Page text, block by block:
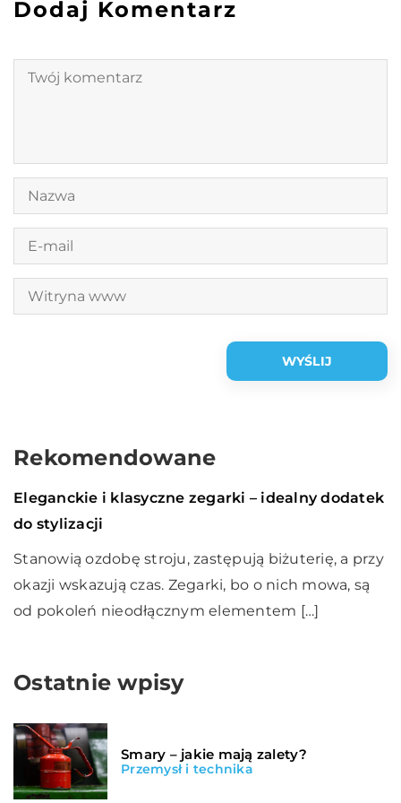
Dodaj Komentarz
Rekomendowane
28 listopada 2020
Styl życia
Eleganckie i klasyczne zegarki – idealny dodatek
do stylizacji
Stanowią ozdobę stroju, zastępują biżuterię, a przy
okazji wskazują czas. Zegarki, bo o nich mowa, są
od pokoleń nieodłącznym elementem […]
Ostatnie wpisy
Smary – jakie mają zalety?
Przemysł i technika